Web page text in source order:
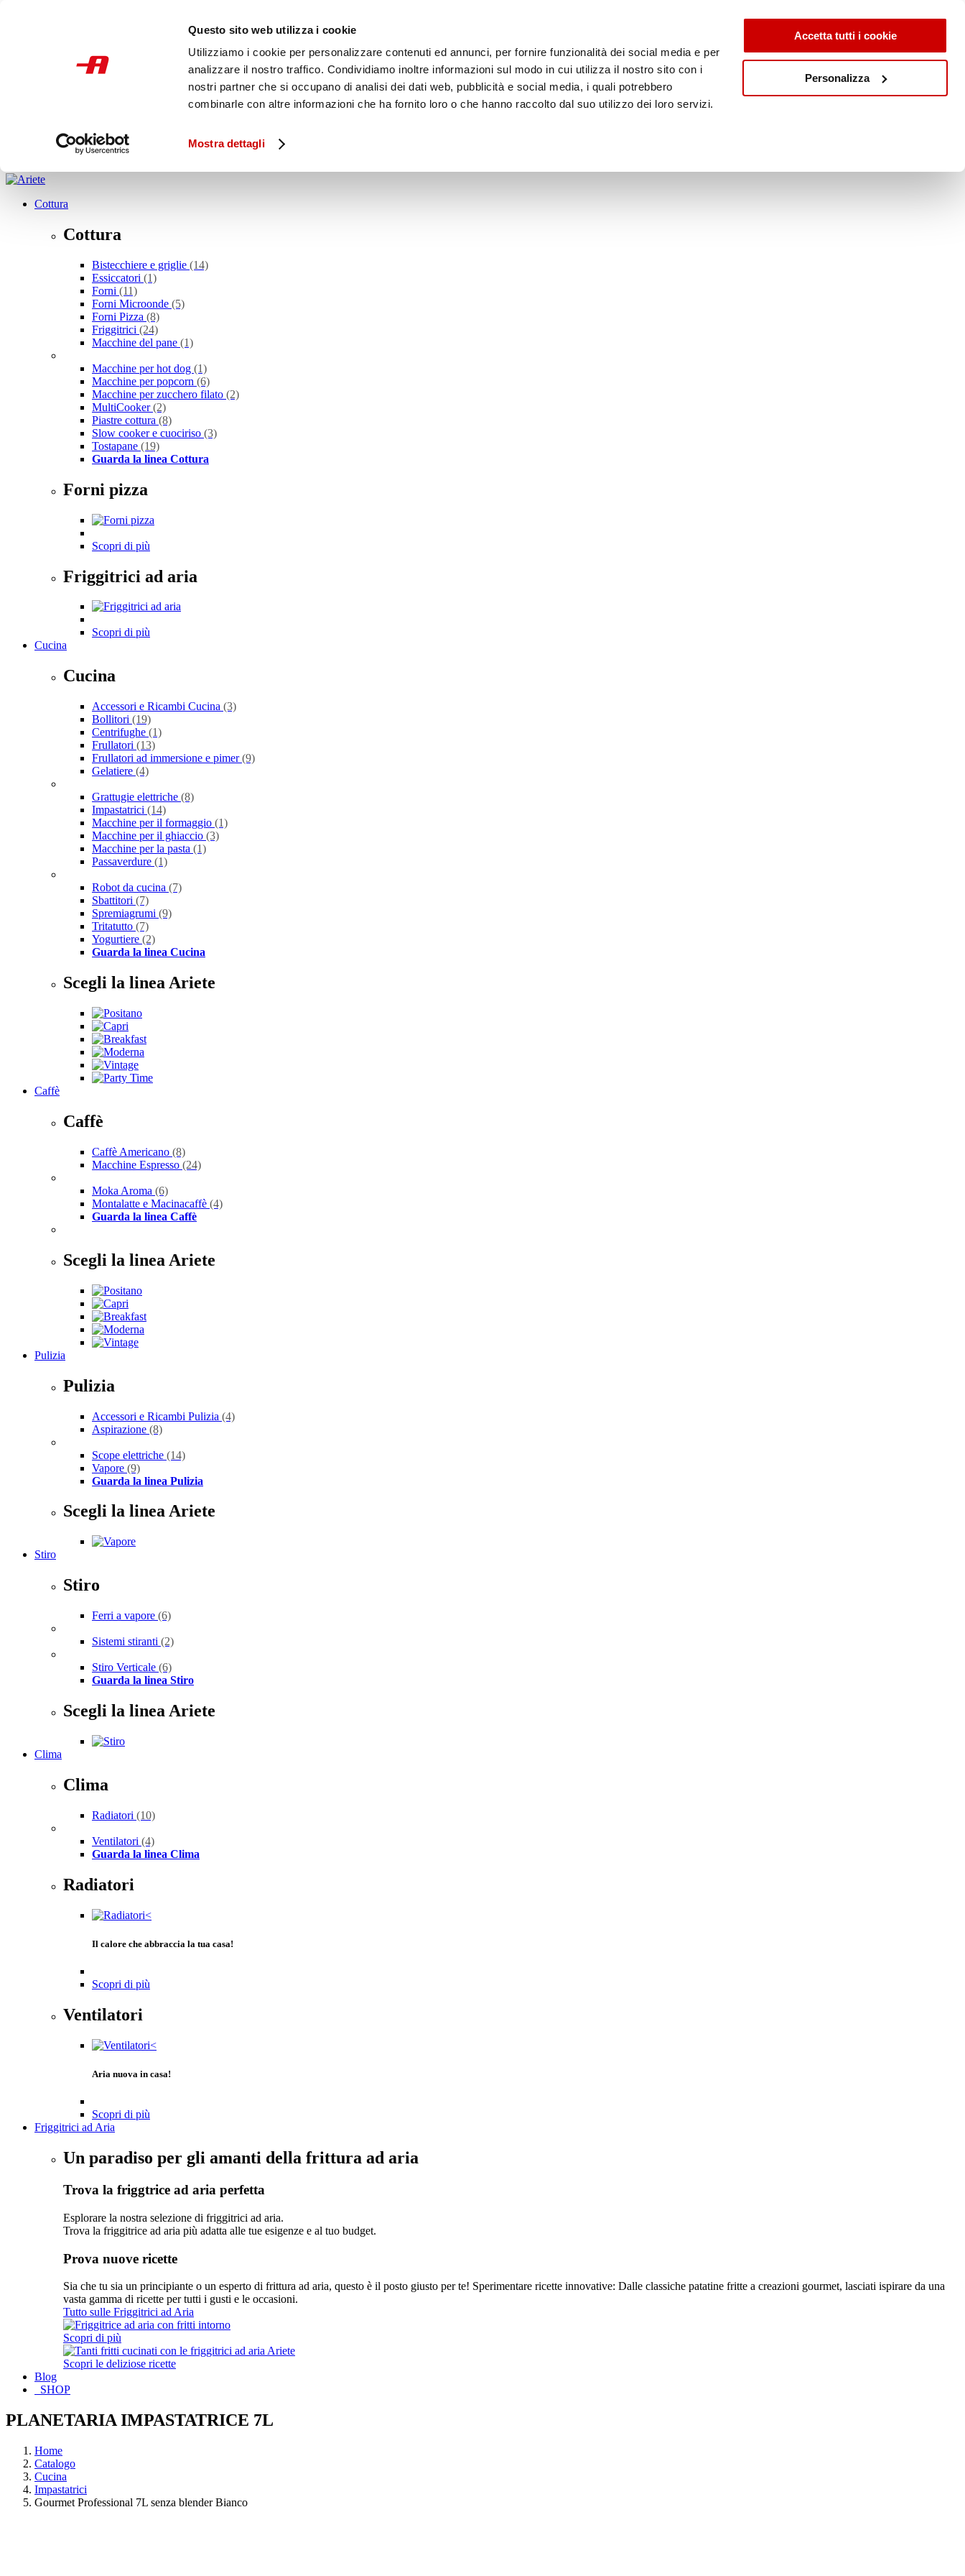
Questo sito web utilizza i cookie
Utilizziamo i cookie per personalizzare contenuti ed annunci, per fornire funzionalità dei social media e per
analizzare il nostro traffico. Condividiamo inoltre informazioni sul modo in cui utilizza il nostro sito con i
nostri partner che si occupano di analisi dei dati web, pubblicità e social media, i quali potrebbero
combinarle con altre informazioni che ha fornito loro o che hanno raccolto dal suo utilizzo dei loro servizi.
Mostra dettagli
Accetta tutti i cookie
Personalizza
Italia
Cottura
Cottura
Bistecchiere e griglie (14)
Essiccatori (1)
Forni (11)
Forni Microonde (5)
Forni Pizza (8)
Friggitrici (24)
Macchine del pane (1)
Macchine per hot dog (1)
Macchine per popcorn (6)
Macchine per zucchero filato (2)
MultiCooker(2)
Piastre cottura (8)
Slow cooker e cuociriso (3)
Tostapane (19)
Guarda la linea Cottura
Forni pizza
Scopri di più
Friggitrici ad aria
Scopri di più
Cucina
Cucina
Accessori e Ricambi Cucina (3)
Bollitori (19)
Centrifughe (1)
Frullatori (13)
Frullatori ad immersione e pimer(9)
Gelatiere (4)
Grattugie elettriche (8)
Impastatrici (14)
Macchine per il formaggio (1)
Macchine per il ghiaccio (3)
Macchine per la pasta (1)
Passaverdure (1)
Robot da cucina (7)
Sbattitori (7)
Spremiagrumi (9)
Tritatutto (7)
Yogurtiere (2)
Guarda la linea Cucina
Scegli la linea Ariete
Caffè
Caffè
Caffè Americano (8)
Macchine Espresso (24)
Moka Aroma (6)
Montalatte e Macinacaffè (4)
Guarda la linea Caffè
Scegli la linea Ariete
Pulizia
Pulizia
Accessori e Ricambi Pulizia (4)
Aspirazione (8)
Scope elettriche (14)
Vapore (9)
Guarda la linea Pulizia
Scegli la linea Ariete
Stiro
Stiro
Ferri a vapore (6)
Sistemi stiranti (2)
Stiro Verticale (6)
Guarda la linea Stiro
Scegli la linea Ariete
Clima
Clima
Radiatori (10)
Ventilatori (4)
Guarda la linea Clima
Radiatori
Il calore che abbraccia la tua casa!
Scopri di più
Ventilatori
Aria nuova in casa!
Scopri di più
Friggitrici ad Aria
Un paradiso per gli amanti della frittura ad aria
Trova la friggtrice ad aria perfetta
Esplorare la nostra selezione di friggitrici ad aria.
Trova la friggitrice ad aria più adatta alle tue esigenze e al tuo budget.
Prova nuove ricette
Sia che tu sia un principiante o un esperto di frittura ad aria, questo è il posto giusto per te! Sperimentare ricette innovative: Dalle classiche patatine fritte a creazioni gourmet, lasciati ispirare da una
vasta gamma di ricette per tutti i gusti e le occasioni.
Tutto sulle Friggitrici ad Aria
Scopri di più
Scopri le deliziose ricette
Blog
SHOP
PLANETARIA IMPASTATRICE 7L
Home
Catalogo
Cucina
Impastatrici
Gourmet Professional 7L senza blender Bianco